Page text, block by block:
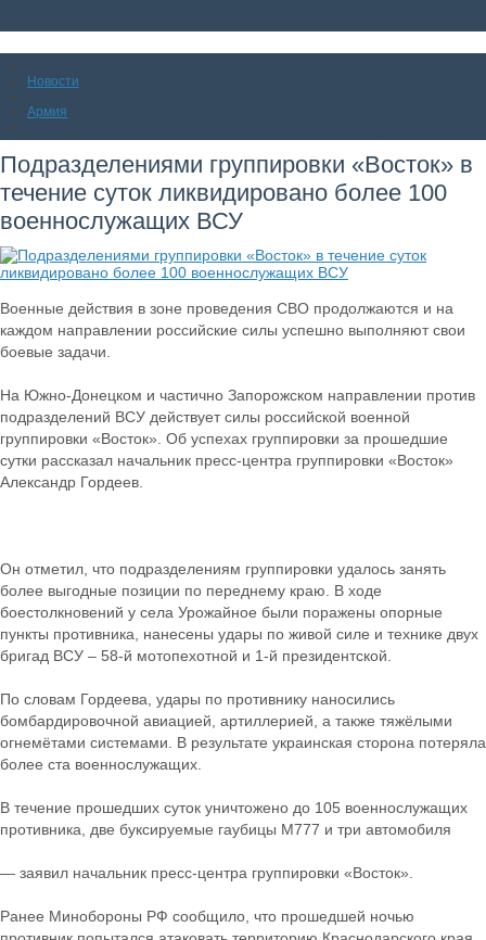
Новости
Армия
Подразделениями группировки «Восток» в
течение суток ликвидировано более 100
военнослужащих ВСУ
Военные действия в зоне проведения СВО продолжаются и на
каждом направлении российские силы успешно выполняют свои
боевые задачи.
На Южно-Донецком и частично Запорожском направлении против
подразделений ВСУ действует силы российской военной
группировки «Восток». Об успехах группировки за прошедшие
сутки рассказал начальник пресс-центра группировки «Восток»
Александр Гордеев.
Он отметил, что подразделениям группировки удалось занять
более выгодные позиции по переднему краю. В ходе
боестолкновений у села Урожайное были поражены опорные
пункты противника, нанесены удары по живой силе и технике двух
бригад ВСУ – 58-й мотопехотной и 1-й президентской.
По словам Гордеева, удары по противнику наносились
бомбардировочной авиацией, артиллерией, а также тяжёлыми
огнемётами системами. В результате украинская сторона потеряла
более ста военнослужащих.
В течение прошедших суток уничтожено до 105 военнослужащих
противника, две буксируемые гаубицы М777 и три автомобиля
— заявил начальник пресс-центра группировки «Восток».
Ранее Минобороны РФ сообщило, что прошедшей ночью